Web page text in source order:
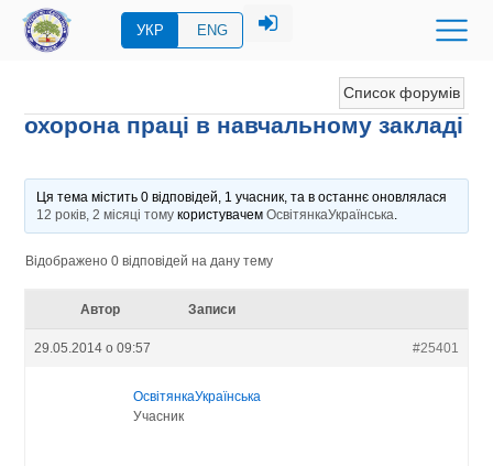
УКР ENG
Список форумів
охорона праці в навчальному закладі
Ця тема містить 0 відповідей, 1 учасник, та в останнє оновлялася
12 років, 2 місяці томукористувачем ОсвітянкаУкраїнська
Відображено 0 відповідей на дану тему
Автор Записи
29.05.2014 о 09:57 #25401
ОсвітянкаУкраїнська
Учасник